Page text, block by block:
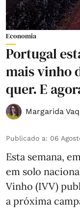
Economia
Portugal
mais vinho
quer. E
Margarida
Publicado a: 06
Esta semana,
em solo
Vinho (IVV)
a próxima